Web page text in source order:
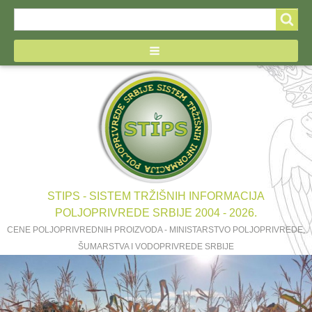
Search
form
STIPS - SISTEM TRŽIŠNIH INFORMACIJA
POLJOPRIVREDE SRBIJE 2004 - 2026.
CENE POLJOPRIVREDNIH PROIZVODA - MINISTARSTVO POLJOPRIVREDE,
ŠUMARSTVA I VODOPRIVREDE SRBIJE